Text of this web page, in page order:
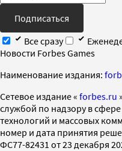
Подписаться
Все сразу
Новости Forbes Games
Наименование издания:
Cетевое издание « forbes.ru
службой по надзору в
технологий и массовых
номер и дата принятия
ФС77-82431 от 23 декабря